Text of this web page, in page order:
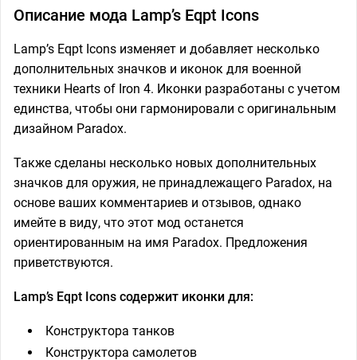
Описание мода Lamp’s Eqpt Icons
Lamp’s Eqpt Icons изменяет и добавляет несколько
дополнительных значков и иконок для военной
техники Hearts of Iron 4. Иконки разработаны с учетом
единства, чтобы они гармонировали с оригинальным
дизайном Paradox.
Также сделаны несколько новых дополнительных
значков для оружия, не принадлежащего Paradox, на
основе ваших комментариев и отзывов, однако
имейте в виду, что этот мод останется
ориентированным на имя Paradox. Предложения
приветствуются.
Lamp’s Eqpt Icons содержит иконки для:
Конструктора танков
Конструктора самолетов